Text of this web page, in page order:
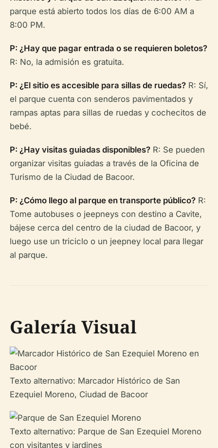
parque está abierto todos los días de 6:00 AM a
8:00 PM.
P: ¿Hay que pagar entrada o se requieren boletos?
R: No, la admisión es gratuita.
P: ¿El sitio es accesible para sillas de ruedas? R: Sí,
el parque cuenta con senderos pavimentados y
rampas aptas para sillas de ruedas y cochecitos de
bebé.
P: ¿Hay visitas guiadas disponibles? R: Se pueden
organizar visitas guiadas a través de la Oficina de
Turismo de la Ciudad de Bacoor.
P: ¿Cómo llego al parque en transporte público? R:
Tome autobuses o jeepneys con destino a Cavite,
bájese cerca del centro de la ciudad de Bacoor, y
luego use un triciclo o un jeepney local para llegar
al parque.
Galería Visual
Texto alternativo: Marcador Histórico de San
Ezequiel Moreno, Ciudad de Bacoor
Texto alternativo: Parque de San Ezequiel Moreno
con visitantes y jardines